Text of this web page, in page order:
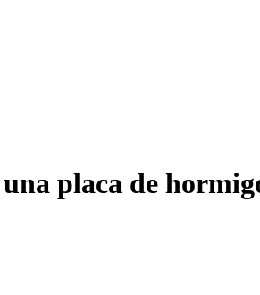
placa de